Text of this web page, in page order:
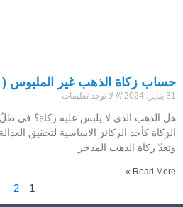
حساب زكاة الذهب غير الملبوس
31 يناير، 2024 لا توجد تعليقات
هل الذهب الذي لا يلبس عليه زكاة؟ في ظلّ
الزكاة كأحد الركائز الاساسية لتحقيق
وتعدّ زكاة الذهب المدخر
Read More »
1
2